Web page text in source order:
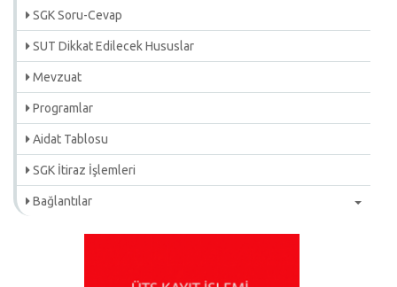
SGK Soru-Cevap
SUT Dikkat Edilecek Hususlar
Mevzuat
Programlar
Aidat Tablosu
SGK İtiraz İşlemleri
Bağlantılar